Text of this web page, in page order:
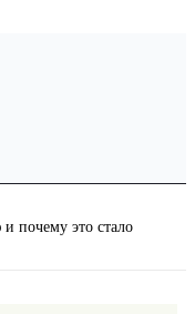
почему это стало